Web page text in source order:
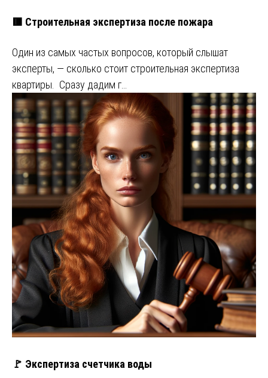
🟥 Строительная экспертиза после пожара
Один из самых частых вопросов, который слышат
эксперты, — сколько стоит строительная экспертиза
квартиры. Сразу дадим г…
🚩 Экспертиза счетчика воды